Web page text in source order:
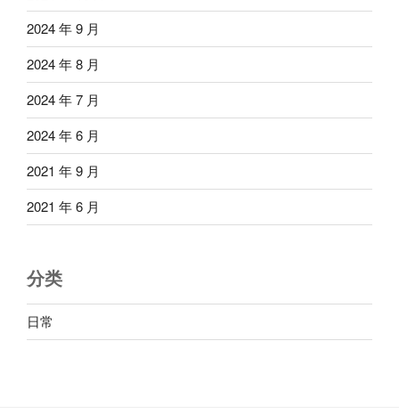
2024 年 9 月
2024 年 8 月
2024 年 7 月
2024 年 6 月
2021 年 9 月
2021 年 6 月
分类
日常